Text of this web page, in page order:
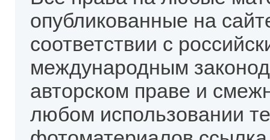
опубликованные на
соответствии с
международным
авторском праве и
любом использовании